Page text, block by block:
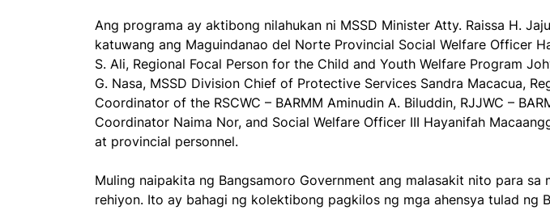
Ang programa ay aktibong nilahukan ni MSSD Minister Atty. Raissa H.
katuwang ang Maguindanao del Norte Provincial Social Welfare Officer
S. Ali, Regional Focal Person for the Child and Youth Welfare Program
G. Nasa, MSSD Division Chief of Protective Services Sandra Macacua,
Coordinator of the RSCWC – BARMM Aminudin A. Biluddin, RJJWC –
Coordinator Naima Nor, and Social Welfare Officer III Hayanifah
at provincial personnel.
Muling naipakita ng Bangsamoro Government ang malasakit nito para sa
rehiyon. Ito ay bahagi ng kolektibong pagkilos ng mga ahensya tulad ng